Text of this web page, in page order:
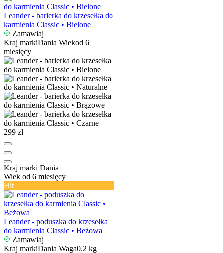
Leander - barierka do krzesełka do
karmienia Classic • Bielone
Zamawiaj
Kraj markiDania Wiekod 6
miesięcy
299 zł
Kraj marki Dania
Wiek od 6 miesięcy
Hit
Leander - poduszka do krzesełka
do karmienia Classic • Beżowa
Zamawiaj
Kraj markiDania Waga0.2 kg